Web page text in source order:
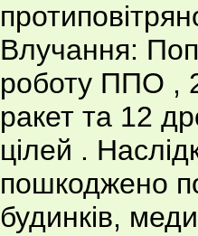
Влучання:
роботу ППО ,
ракет та 12
цілей .
пошкоджено
будинків,